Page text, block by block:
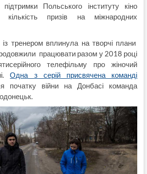
Польського інституту кіно
призів на міжнародних
із тренером вплинула на творчі плани
працювати разом у 2018 році
телефільму про жіночий
Одна з серій присвячена команді
початку війни на Донбасі команда